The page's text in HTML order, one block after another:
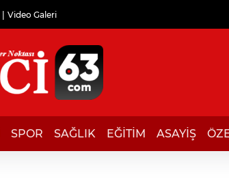
Video Galeri
SPOR SAĞLIK EĞİTİM ASAYİŞ